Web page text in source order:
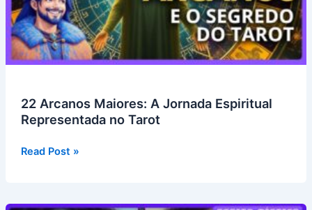
Leitura
22 Arcanos Maiores: A Jornada Espiritual
Representada no Tarot
22
A
Read Post »